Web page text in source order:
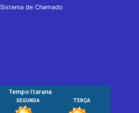
Sistema de Chamado